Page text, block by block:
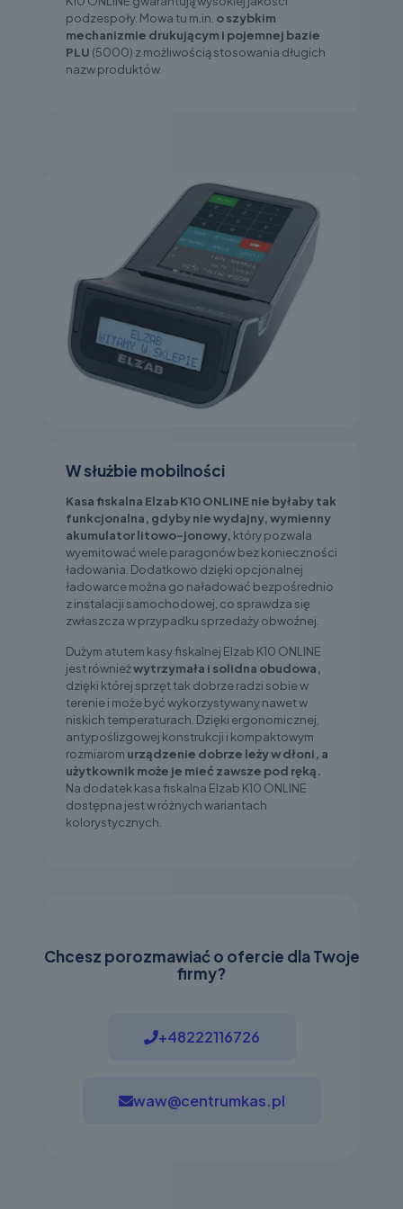
podzespoły. Mowa tu m.in. o szybkim
mechanizmie drukującym i pojemnej bazie
PLU (5000) z możliwością stosowania długich
nazw produktów.
W służbie mobilności
Kasa fiskalna Elzab K10 ONLINE nie byłaby tak
funkcjonalna, gdyby nie wydajny, wymienny
akumulator litowo-jonowy, który pozwala
wyemitować wiele paragonów bez konieczności
ładowania. Dodatkowo dzięki opcjonalnej
ładowarce można go naładować bezpośrednio
z instalacji samochodowej, co sprawdza się
zwłaszcza w przypadku sprzedaży obwoźnej.
Dużym atutem kasy fiskalnej Elzab K10 ONLINE
jest równieżwytrzymała i solidna obudowa,
dzięki której sprzęt tak dobrze radzi sobie w
terenie i może być wykorzystywany nawet w
niskich temperaturach. Dzięki ergonomicznej,
antypoślizgowej konstrukcji i kompaktowym
rozmiarom urządzenie dobrze leży w dłoni, a
użytkownik może je mieć zawsze pod ręką.
Na dodatek kasa fiskalna Elzab K10 ONLINE
dostępna jest w różnych wariantach
kolorystycznych.
Chcesz porozmawiać o ofercie dla Twoje
firmy?
+48222116726
waw@centrumkas.pl